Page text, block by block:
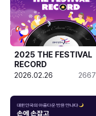
2025 THE FESTIVAL
RECORD
2026.02.26 2667